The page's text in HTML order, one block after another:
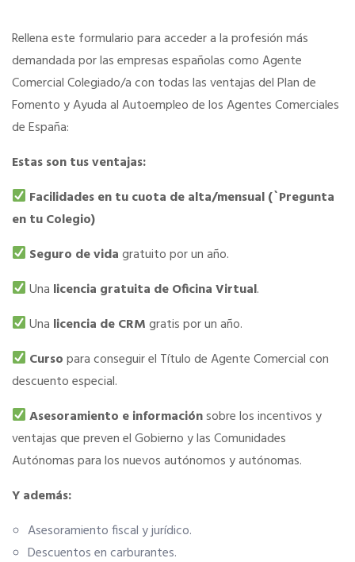
SERVICIOS EN TU COLEGIO
Si eres mujer o tienes menos de 36…
Curso de Acceso
Formación gratuita
Telefonía AC
Tu Carnet Profesional, ahora Digital
Ahorra en carburantes
Portal de Empleo
VENTAJAS EN SEGUROS
Rellena este formulario para acceder a la profesión más
demandada por las empresas españolas como Agente
Comercial Colegiado/a con todas las ventajas del Plan de
Fomento y Ayuda al Autoempleo de los Agentes Comerciales
de España:
Estas son tus ventajas:
Facilidades en tu cuota de alta/mensual (`Pregunta
en tu Colegio)
Seguro de vidagratuito por un año.
Una licencia gratuita de Oficina Virtual.
Una licencia de CRMgratis por un año.
Cursopara conseguir el Título de Agente Comercial con
descuento especial.
Asesoramiento e informaciónsobre los incentivos y
ventajas que preven el Gobierno y las Comunidades
Autónomas para los nuevos autónomos y autónomas.
Y además:
Asesoramiento fiscal y jurídico.
Descuentos en carburantes.